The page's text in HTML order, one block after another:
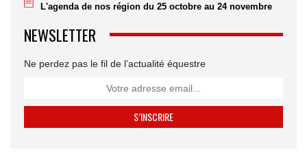
L'agenda de nos région du 25 octobre au 24 novembre
NEWSLETTER
Ne perdez pas le fil de l’actualité équestre